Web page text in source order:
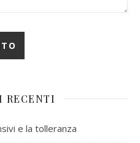
RECENTI
e la tolleranza